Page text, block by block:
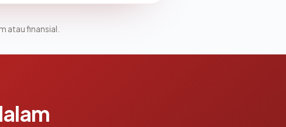
atau finansial.